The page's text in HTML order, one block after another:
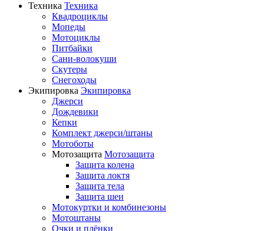
Техника Техника
Квадроциклы
Мопеды
Мотоциклы
Питбайки
Сани-волокуши
Скутеры
Снегоходы
Экипировка Экипировка
Джерси
Дождевики
Кепки
Комплект джерси/штаны
Мотоботы
Мотозащита Мотозащита
Защита колена
Защита локтя
Защита тела
Защита шеи
Мотокуртки и комбинезоны
Мотоштаны
Очки и плёнки